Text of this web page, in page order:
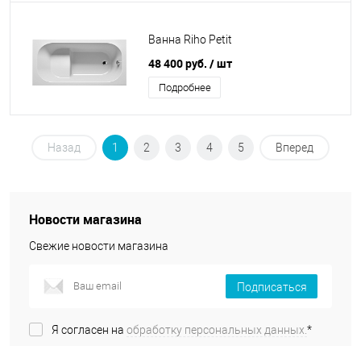
Ванна Riho Petit
48 400 руб. / шт
Подробнее
Назад 1 2 3 4 5 Вперед
Новости магазина
Свежие новости магазина
Подписаться
Я согласен на обработку персональных данных.*